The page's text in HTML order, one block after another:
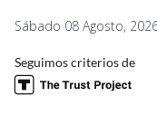
Sábado 08 Agosto,
Seguimos criterios de